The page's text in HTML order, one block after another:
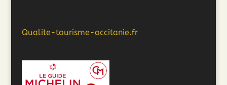
Qualite-tourisme-occitanie.fr